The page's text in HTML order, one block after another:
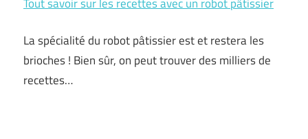
La spécialité du robot pâtissier est et restera les
brioches ! Bien sûr, on peut trouver des milliers de
recettes…